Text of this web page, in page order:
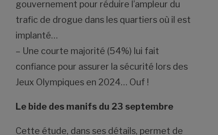
gouvernement pour réduire l’ampleur du
trafic de drogue dans les quartiers où il est
implanté…
– Une courte majorité (54%) lui fait
confiance pour assurer la sécurité lors des
Jeux Olympiques en 2024… Ouf !
Le bide des manifs du 23 septembre
Cette étude, dans ses détails, permet de